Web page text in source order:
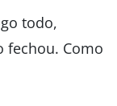
todo,
fechou. Como